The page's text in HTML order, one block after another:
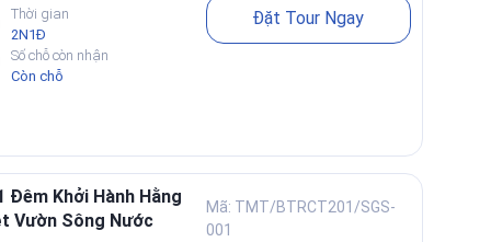
yếu tố ảnh hưởng chi phí theo hướng minh bạch:
Thời gian
2N1Đ
Số chỗ còn nhận
Còn chỗ
Đặt Tour Ngay
Đêm Khởi Hành Hằng
Vườn Sông Nước
Mã: TMT/BTRCT201/SGS-
001